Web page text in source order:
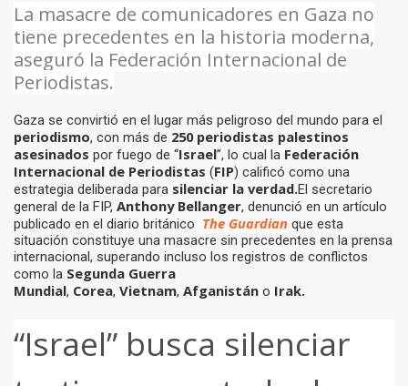
La masacre de comunicadores en Gaza no
tiene precedentes en la historia moderna,
aseguró la Federación Internacional de
Periodistas.
Gaza se convirtió en el lugar más peligroso del mundo para el
periodismo, con más de 250 periodistas palestinos
asesinados por fuego de “Israel”, lo cual la Federación
Internacional de Periodistas (FIP) calificó como una
estrategia deliberada para silenciar la verdad.El secretario
general de la FIP, Anthony Bellanger, denunció en un artículo
publicado en el diario británico The Guardian que esta
situación constituye una masacre sin precedentes en la prensa
internacional, superando incluso los registros de conflictos
como la Segunda Guerra
Mundial, Corea, Vietnam, Afganistán o Irak.
“Israel” busca silenciar